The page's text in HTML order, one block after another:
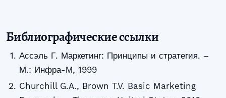
Библиографические ссылки
Ассэль Г. Маркетинг: Принципы и стратегия. –
М.: Инфра-М, 1999
Churchill G.A., Brown T.V. Basic Marketing